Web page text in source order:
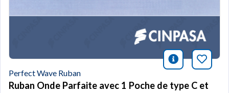
icono
Perfect Wave Ruban
Ruban Onde Parfaite avec 1 Poche de type C et